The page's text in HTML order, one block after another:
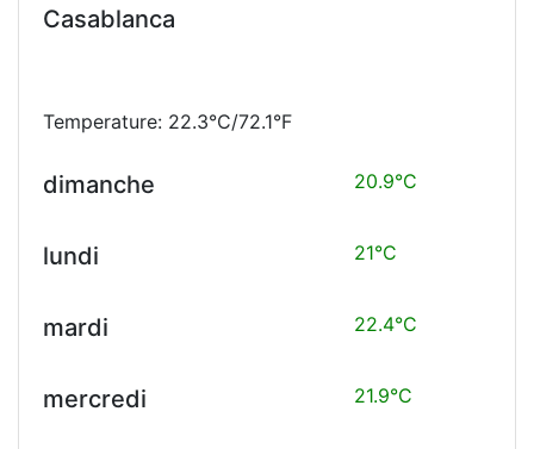
Casablanca
Temperature: 22.3°C/72.1°F
dimanche 20.9°C
lundi 21°C
mardi 22.4°C
mercredi 21.9°C